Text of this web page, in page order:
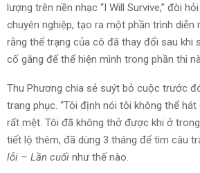
lượng trên nền nhạc “I Will Survive,” đòi
chuyên nghiệp, tạo ra một phần trình diễn
rằng thể trạng của cô đã thay đổi sau khi
cố gắng để thể hiện mình trong phần thi
Thu Phương chia sẻ suýt bỏ cuộc trước
trang phục. “Tôi định nói tôi không thể
rất mệt. Tôi đã không thở được khi ở
tiết lộ thêm, đã dùng 3 tháng để tìm câu
lỗi – Lần cuối như thế nào.